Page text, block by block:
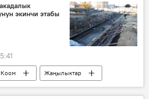
экинчи этабы
Коом
Жаңылыктар
Кадырбаев